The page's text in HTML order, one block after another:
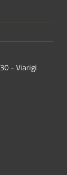
- Viarigi